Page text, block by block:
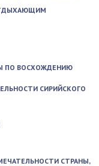
ПО ВОСХОЖДЕНИЮ
СИРИЙСКОГО
СТРАНЫ,